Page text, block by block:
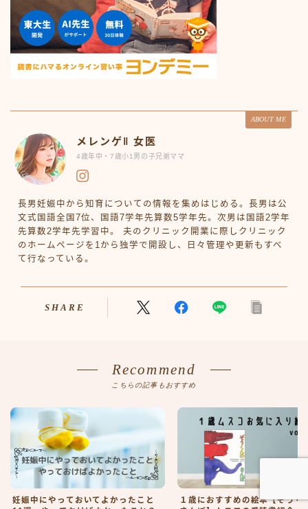
ABOUT ME
メレンゲ‖ 女医
4歳年中・7歳小1男の子兄弟ママ
長男妊娠中から知育についての情報を集めはじめる。長男は公
文式国語全国7位、国語7学年先算数5学年先。次男は国語2学年
先算数2学年先学習中。 夫のクリニック開業に際しクリニック
のホームページを1から独学で開設し、日々管理や更新もすべ
て行なっている。
SHARE
Recommend
こちらの記事もおすすめ
妊娠中にやっておいてよかったこと
１歳におすすめの絵本【ぞうく